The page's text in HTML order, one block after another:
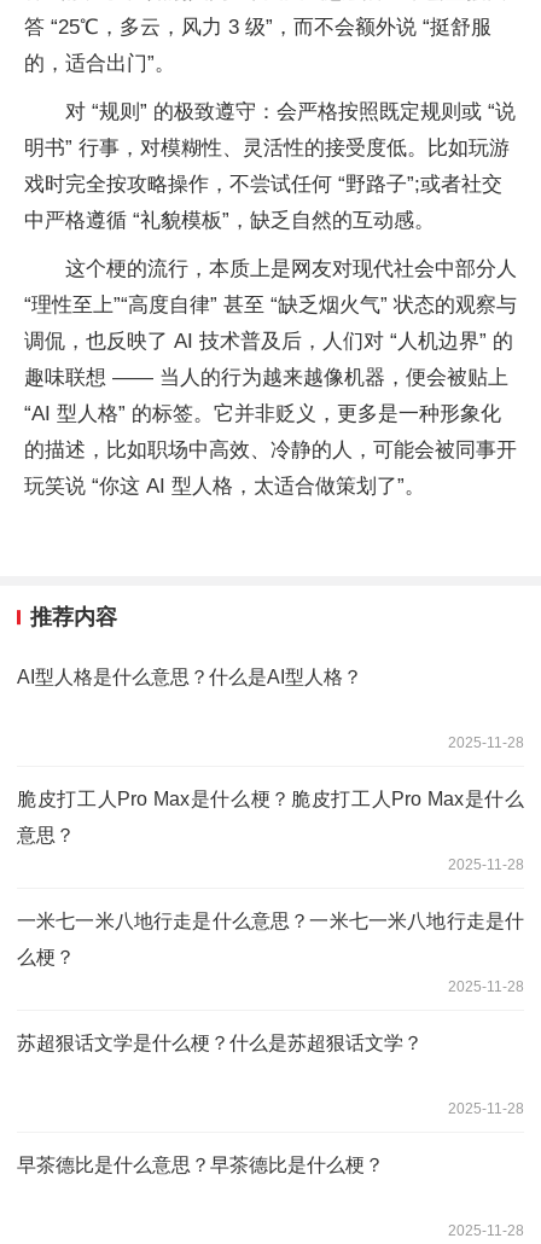
答 “25℃，多云，风力 3 级”，而不会额外说 “挺舒服
的，适合出门”。
对 “规则” 的极致遵守：会严格按照既定规则或 “说
明书” 行事，对模糊性、灵活性的接受度低。比如玩游
戏时完全按攻略操作，不尝试任何 “野路子”;或者社交
中严格遵循 “礼貌模板”，缺乏自然的互动感。
这个梗的流行，本质上是网友对现代社会中部分人
“理性至上”“高度自律” 甚至 “缺乏烟火气” 状态的观察与
调侃，也反映了 AI 技术普及后，人们对 “人机边界” 的
趣味联想 —— 当人的行为越来越像机器，便会被贴上
“AI 型人格” 的标签。它并非贬义，更多是一种形象化
的描述，比如职场中高效、冷静的人，可能会被同事开
玩笑说 “你这 AI 型人格，太适合做策划了”。
推荐内容
AI型人格是什么意思？什么是AI型人格？
2025-11-28
脆皮打工人Pro Max是什么梗？脆皮打工人Pro Max是什么
意思？
2025-11-28
一米七一米八地行走是什么意思？一米七一米八地行走是什
么梗？
2025-11-28
苏超狠话文学是什么梗？什么是苏超狠话文学？
2025-11-28
早茶德比是什么意思？早茶德比是什么梗？
2025-11-28